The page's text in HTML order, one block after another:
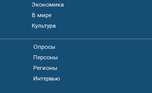
Экономика
В мире
Культура
Опросы
Персоны
Регионы
Интервью